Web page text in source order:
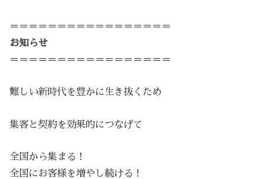
＝＝＝＝＝＝＝＝＝＝＝＝＝＝＝＝＝
お知らせ
＝＝＝＝＝＝＝＝＝＝＝＝＝＝＝＝＝
難しい新時代を豊かに生き抜くため
集客と契約を効果的につなげて
全国から集まる！
全国にお客様を増やし続ける！